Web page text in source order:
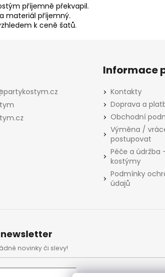
příjemně překvapil.
materiál příjemný.
k ceně šatů.
novinky či slevy!
partykostym.cz
Informace
Kontakty
Doprava a
Obchodní
Výměna /
postupovat
Péče a údržba
kostýmy
Podmínky
údajů